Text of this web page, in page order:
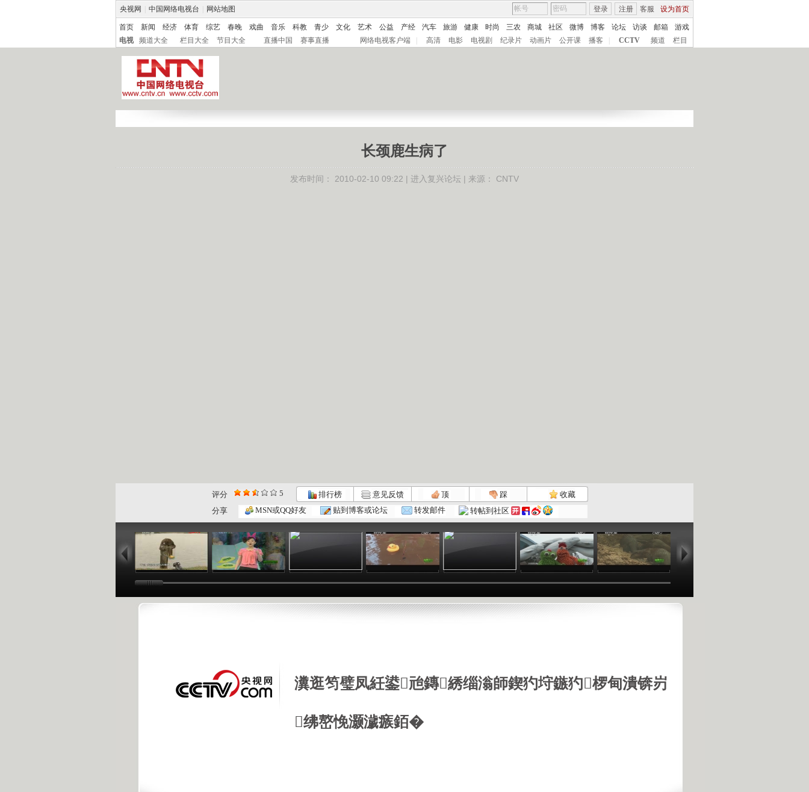
央视网 中国网络电视台 网站地图 客服 设为首页
登录 注册
首页 新闻 经济 体育 综艺 春晚 戏曲 音乐 科教 青少 文化 艺术 公益 产经 汽车 旅游 健康 时尚 三农 商城 社区 微博 博客 论坛 访谈 邮箱
游戏
电视
频道大全 栏目大全 节目大全 直播中国 赛事直播 网络电视客户端 高清 电影 电视剧 纪录片 动画片 公开课 播客 CCTV 频道 栏目
长颈鹿生病了
发布时间： 2010-02-10 09:22 | 进入复兴论坛 | 来源： CNTV
评分 5 排行榜 意见反馈 顶 踩
收藏
分享
MSN或QQ好友 贴到博客或论坛 转发邮件 转帖到社区
22:32
绿野寻踪 ...
23:52
《绿野寻踪...
35:21
《绿野寻踪...
35:31
《绿野寻踪...
35:46
《绿野寻踪...
35:56 35:39
瀵逛笉璧凤紝鍙兘鏄綉缁滃師鍥犳垨鏃犳椤甸潰锛岃
绋嶅悗灏濊瘯銆�